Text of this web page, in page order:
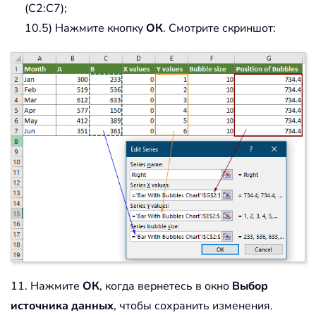
(C2:C7);
10.5) Нажмите кнопкуОК. Смотрите скриншот:
11. Нажмите ОК, когда вернетесь в окно Выбор
источника данных, чтобы сохранить изменения.